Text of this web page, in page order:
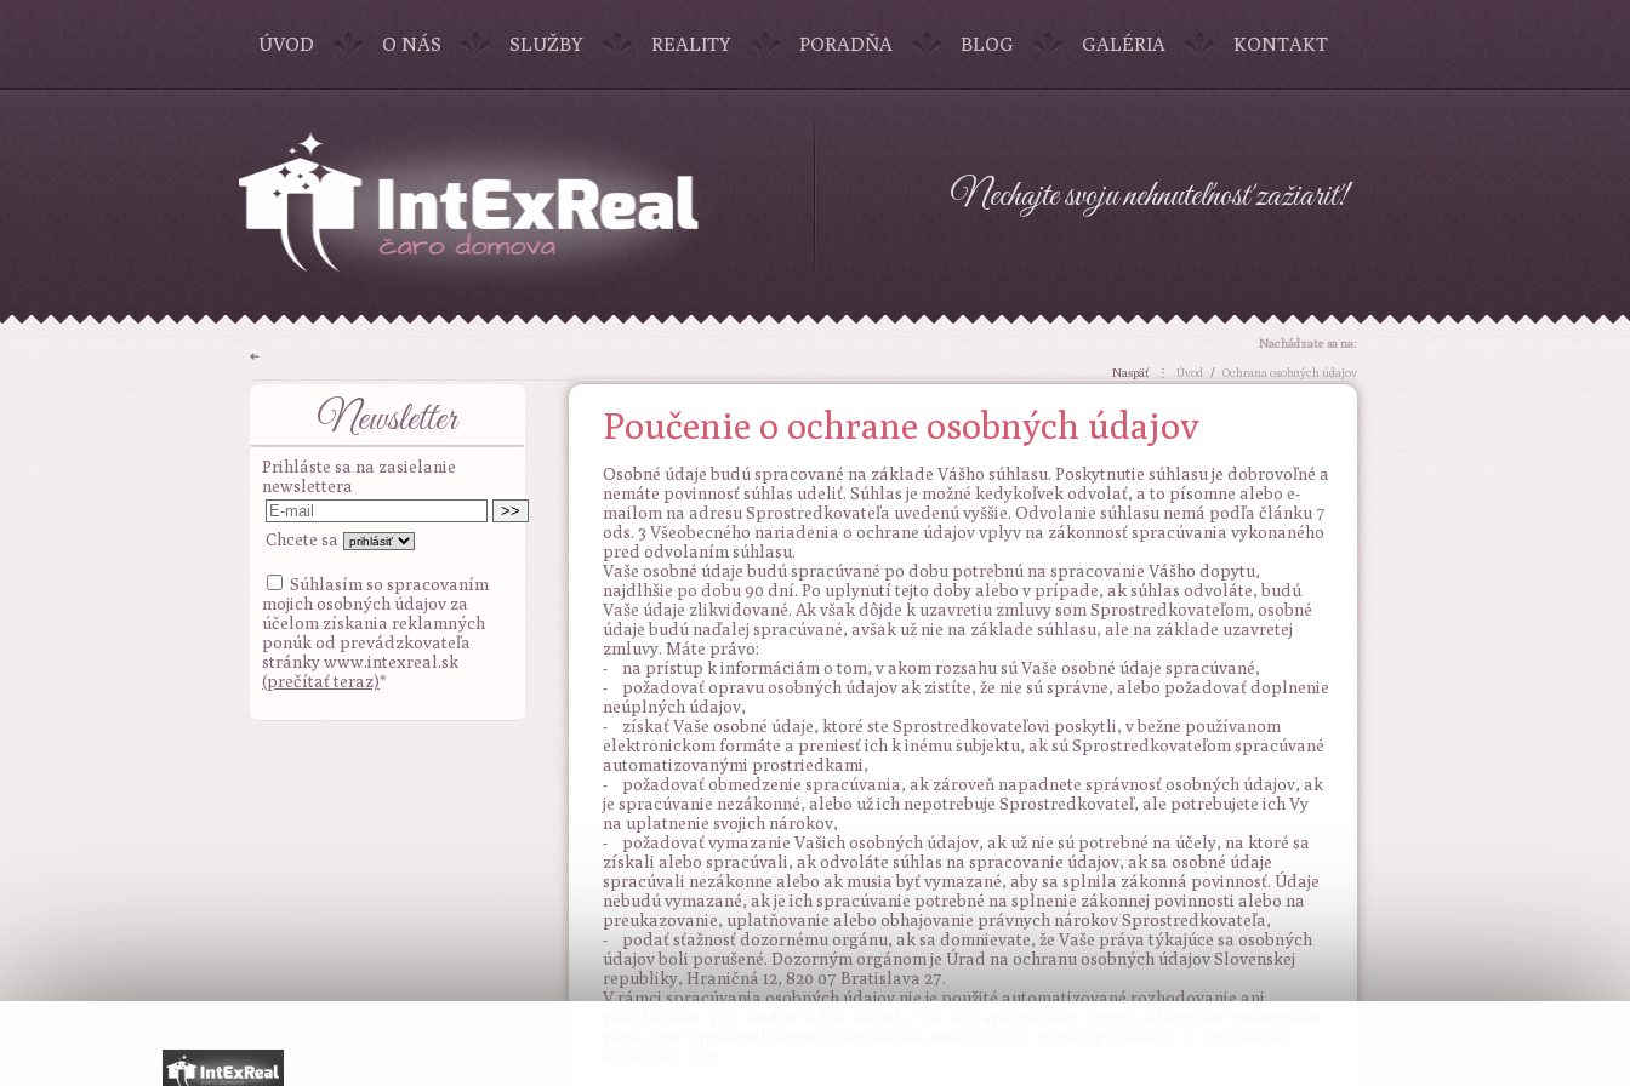
Nachádzate sa na:
➜
Naspäť
⋮ Úvod / Ochrana osobných údajov
ÚVOD O NÁS SLUŽBY REALITY PORADŇA BLOG GALÉRIA KONTAKT
Nechajte svoju nehnuteľnosť zažiariť!
Newsletter
Prihláste sa na zasielanie
newslettera
Chcete sa
Súhlasím so spracovaním
mojich osobných údajov za
účelom získania reklamných
ponúk od prevádzkovateľa
stránky www.intexreal.sk
(prečítať teraz)*
Poučenie o ochrane osobných údajov
Osobné údaje budú spracované na základe Vášho súhlasu. Poskytnutie súhlasu je dobrovoľné a
nemáte povinnosť súhlas udeliť. Súhlas je možné kedykoľvek odvolať, a to písomne alebo e-
mailom na adresu Sprostredkovateľa uvedenú vyššie. Odvolanie súhlasu nemá podľa článku 7
ods. 3 Všeobecného nariadenia o ochrane údajov vplyv na zákonnosť spracúvania vykonaného
pred odvolaním súhlasu.
Vaše osobné údaje budú spracúvané po dobu potrebnú na spracovanie Vášho dopytu,
najdlhšie po dobu 90 dní. Po uplynutí tejto doby alebo v prípade, ak súhlas odvoláte, budú
Vaše údaje zlikvidované. Ak však dôjde k uzavretiu zmluvy som Sprostredkovateľom, osobné
údaje budú naďalej spracúvané, avšak už nie na základe súhlasu, ale na základe uzavretej
zmluvy. Máte právo:
- na prístup k informáciám o tom, v akom rozsahu sú Vaše osobné údaje spracúvané,
- požadovať opravu osobných údajov ak zistíte, že nie sú správne, alebo požadovať doplnenie
neúplných údajov,
- získať Vaše osobné údaje, ktoré ste Sprostredkovateľovi poskytli, v bežne používanom
elektronickom formáte a preniesť ich k inému subjektu, ak sú Sprostredkovateľom spracúvané
automatizovanými prostriedkami,
- požadovať obmedzenie spracúvania, ak zároveň napadnete správnosť osobných údajov, ak
je spracúvanie nezákonné, alebo už ich nepotrebuje Sprostredkovateľ, ale potrebujete ich Vy
na uplatnenie svojich nárokov,
- požadovať vymazanie Vašich osobných údajov, ak už nie sú potrebné na účely, na ktoré sa
získali alebo spracúvali, ak odvoláte súhlas na spracovanie údajov, ak sa osobné údaje
spracúvali nezákonne alebo ak musia byť vymazané, aby sa splnila zákonná povinnosť. Údaje
nebudú vymazané, ak je ich spracúvanie potrebné na splnenie zákonnej povinnosti alebo na
preukazovanie, uplatňovanie alebo obhajovanie právnych nárokov Sprostredkovateľa,
- podať sťažnosť dozornému orgánu, ak sa domnievate, že Vaše práva týkajúce sa osobných
údajov boli porušené. Dozorným orgánom je Úrad na ochranu osobných údajov Slovenskej
republiky, Hraničná 12, 820 07 Bratislava 27.
V rámci spracúvania osobných údajov nie je použité automatizované rozhodovanie ani